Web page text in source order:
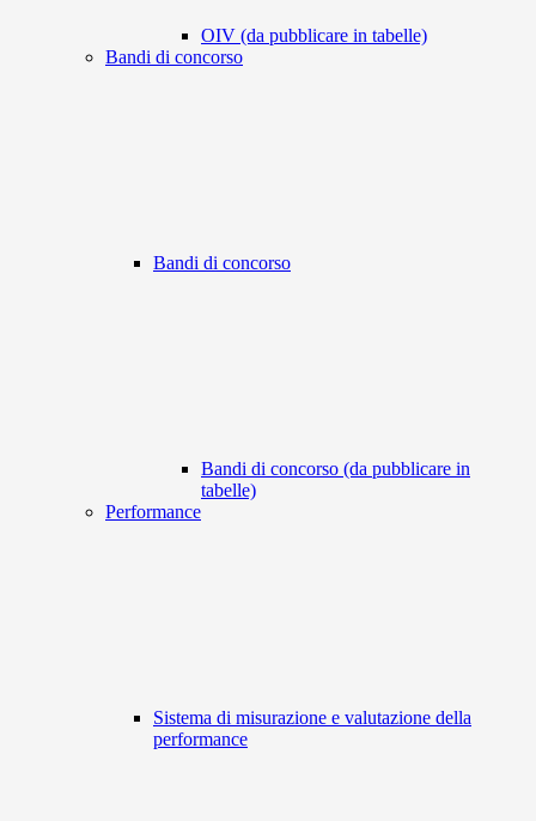
OIV (da pubblicare in tabelle)
Bandi di concorso
Bandi di concorso
Bandi di concorso (da pubblicare in
tabelle)
Performance
Sistema di misurazione e valutazione della
performance